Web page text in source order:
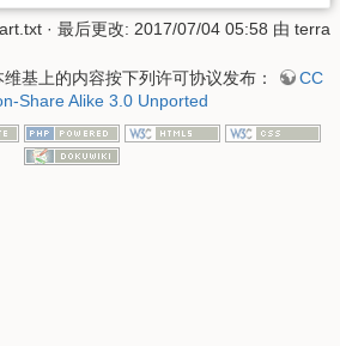
· 最后更改: 2017/07/04 05:58 由 terra
基上的内容按下列许可协议发布：
CC
Share Alike 3.0 Unported